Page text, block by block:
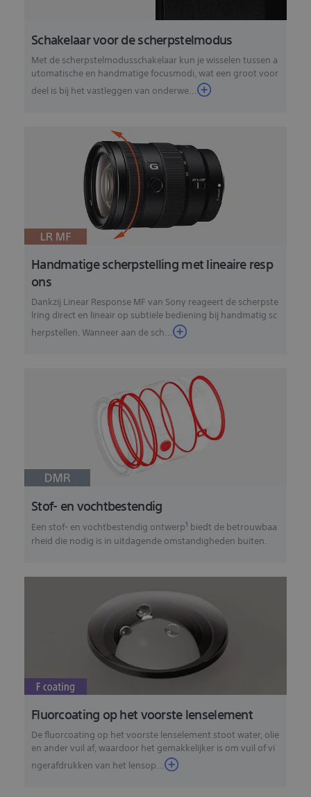
Schakelaar voor de scherpstelmodus
Met de scherpstelmodusschakelaar kun je wisselen tussen a
utomatische en handmatige focusmodi, wat een groot voor
deel is bij het vastleggen van onderwe...
Handmatige scherpstelling met lineaire resp
ons
Dankzij Linear Response MF van Sony reageert de scherpste
lring direct en lineair op subtiele bediening bij handmatig sc
herpstellen. Wanneer aan de sch...
Stof- en vochtbestendig
Een stof- en vochtbestendig ontwerp1 biedt de betrouwbaa
rheid die nodig is in uitdagende omstandigheden buiten.
Fluorcoating op het voorste lenselement
De fluorcoating op het voorste lenselement stoot water, olie
en ander vuil af, waardoor het gemakkelijker is om vuil of vi
ngerafdrukken van het lensop...